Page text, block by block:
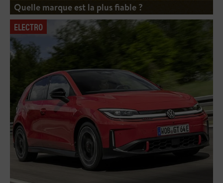
Quelle marque est la plus fiable ?
ELECTRO